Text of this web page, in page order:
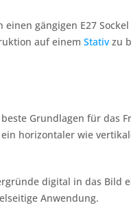
gängigen E27
auf einem Stativ zu
Grundlagen für das
horizontaler wie
digital in das Bild
Anwendung.